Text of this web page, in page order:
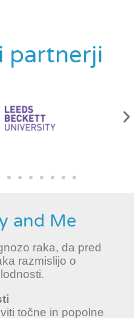
partnerji
and Me
raka, da pred
razmislijo o
točne in popolne